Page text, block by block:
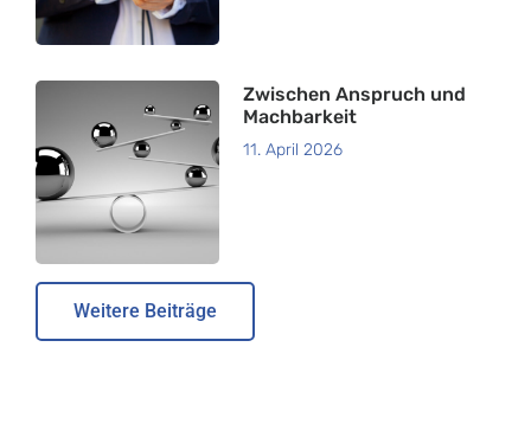
Zwischen Anspruch und
Machbarkeit
11. April 2026
Weitere Beiträge